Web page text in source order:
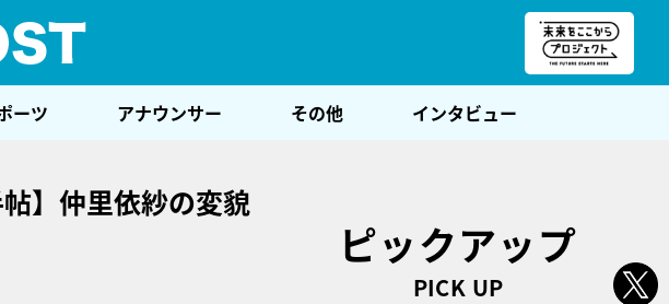
ーツ アナウンサー その他 インタビュー
】仲里依紗の変貌
ピックアップ
PICK UP